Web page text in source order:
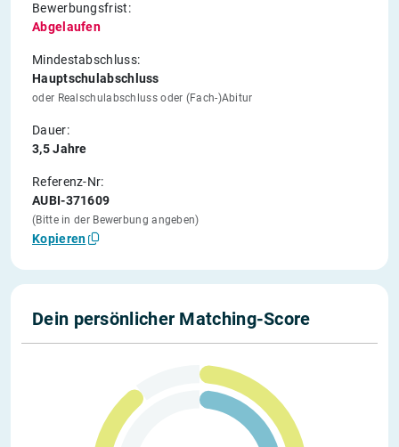
Bewerbungsfrist:
Abgelaufen
Mindestabschluss:
Hauptschulabschluss
oder Realschulabschluss oder (Fach-)Abitur
Dauer:
3,5 Jahre
Referenz-Nr:
AUBI-371609
(Bitte in der Bewerbung angeben)
Kopieren
Dein persönlicher Matching-Score